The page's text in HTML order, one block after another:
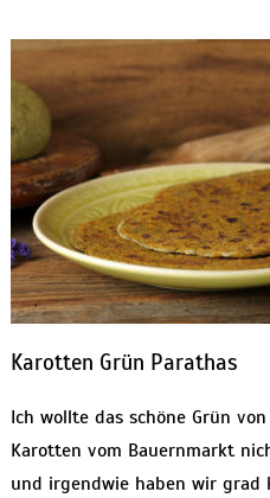
Karotten Grün Parathas
Ich wollte das schöne Grün
Karotten vom Bauernmarkt
und irgendwie haben wir grad